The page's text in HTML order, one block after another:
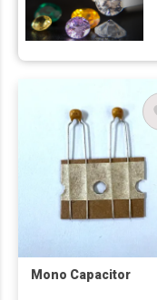
Mono Capacitor